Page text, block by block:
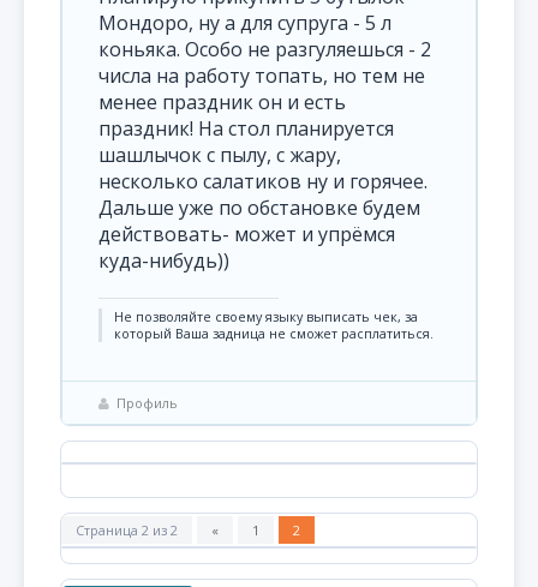
Мондоро, ну а для супруга - 5 л
коньяка. Особо не разгуляешься - 2
числа на работу топать, но тем не
менее праздник он и есть
праздник! На стол планируется
шашлычок с пылу, с жару,
несколько салатиков ну и горячее.
Дальше уже по обстановке будем
действовать- может и упрёмся
куда-нибудь))
Не позволяйте своему языку выписать чек, за
который Ваша задница не сможет расплатиться.
Профиль
Страница 2 из 2 « 1 2